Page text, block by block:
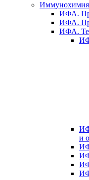
ИФА.
ИФА.
ИФА.
и